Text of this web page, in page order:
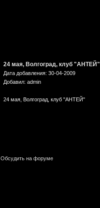
24 мая, Волгоград, клуб "АНТЕЙ"
Дата добавления: 30-04-2009
Добавил: admin
24 мая, Волгоград, клуб "АНТЕЙ"
Обсудить на форуме